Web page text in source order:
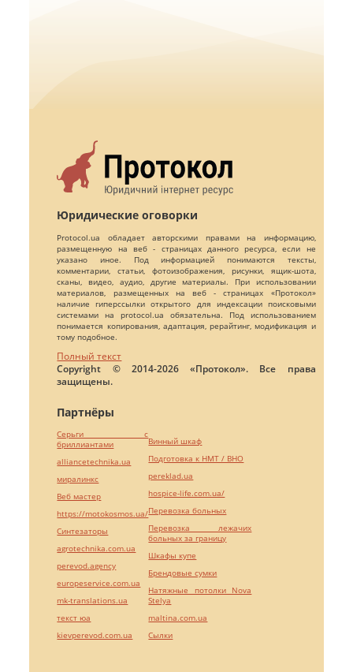
Юридические оговорки
Protocol.ua обладает авторскими правами на информацию,
размещенную на веб - страницах данного ресурса, если не
указано иное. Под информацией понимаются тексты,
комментарии, статьи, фотоизображения, рисунки, ящик-шота,
сканы, видео, аудио, другие материалы. При использовании
материалов, размещенных на веб - страницах «Протокол»
наличие гиперссылки открытого для индексации поисковыми
системами на protocol.ua обязательна. Под использованием
понимается копирования, адаптация, рерайтинг, модификация и
тому подобное.
Полный текст
Copyright © 2014-2026 «Протокол». Все права
защищены.
Партнёры
Серьги с
бриллиантами
alliancetechnika.ua
миралинкс
Веб мастер
https://motokosmos.ua/
Синтезаторы
agrotechnika.com.ua
perevod.agency
europeservice.com.ua
mk-translations.ua
текст юа
kievperevod.com.ua
Винный шкаф
Подготовка к НМТ / ВНО
pereklad.ua
hospice-life.com.ua/
Перевозка больных
Перевозка лежачих
больных за границу
Шкафы купе
Брендовые сумки
Натяжные потолки Nova
Stelya
maltina.com.ua
Cылки